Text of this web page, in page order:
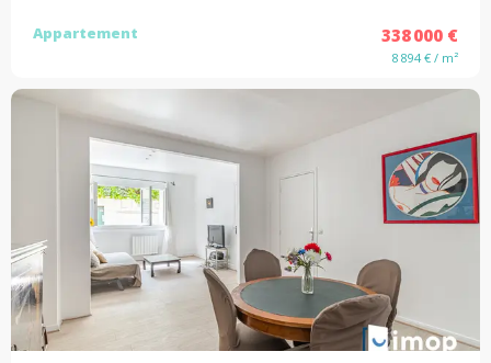
Appartement 338 000 €
8 894 € / m²